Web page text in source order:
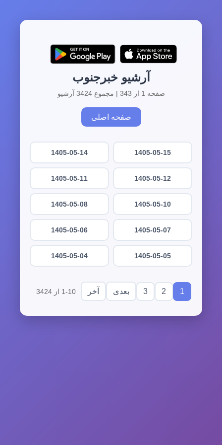
آرشیو خبرجنوب
صفحه 1 از 343 | مجموع 3424 آرشیو
صفحه اصلی
1405-05-15
1405-05-14
1405-05-12
1405-05-11
1405-05-10
1405-05-08
1405-05-07
1405-05-06
1405-05-05
1405-05-04
1
2
3 بعدی آخر 1-10 از 3424